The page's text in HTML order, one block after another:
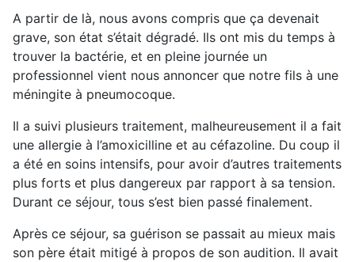
A partir de là, nous avons compris que ça devenait
grave, son état s’était dégradé. Ils ont mis du temps à
trouver la bactérie, et en pleine journée un
professionnel vient nous annoncer que notre fils à une
méningite à pneumocoque.
Il a suivi plusieurs traitement, malheureusement il a fait
une allergie à l’amoxicilline et au céfazoline. Du coup il
a été en soins intensifs, pour avoir d’autres traitements
plus forts et plus dangereux par rapport à sa tension.
Durant ce séjour, tous s’est bien passé finalement.
Après ce séjour, sa guérison se passait au mieux mais
son père était mitigé à propos de son audition. Il avait